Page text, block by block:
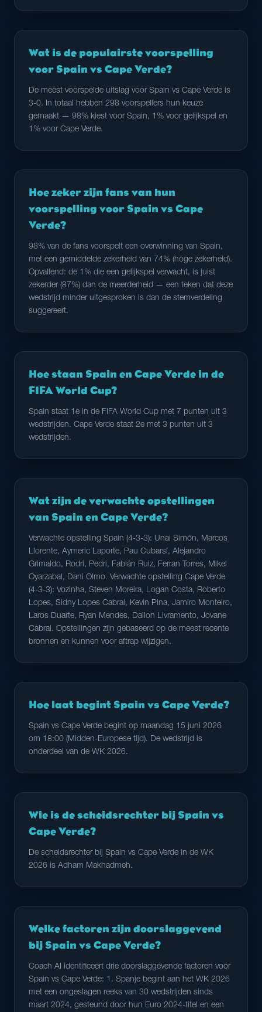
Wat is de populairste voorspelling
voor Spain vs Cape Verde?
De meest voorspelde uitslag voor Spain vs Cape Verde is
3-0. In totaal hebben 298 voorspellers hun keuze
gemaakt — 98% kiest voor Spain, 1% voor gelijkspel en
1% voor Cape Verde.
Hoe zeker zijn fans van hun
voorspelling voor Spain vs Cape
Verde?
98% van de fans voorspelt een overwinning van Spain,
met een gemiddelde zekerheid van 74% (hoge zekerheid).
Opvallend: de 1% die een gelijkspel verwacht, is juist
zekerder (87%) dan de meerderheid — een teken dat deze
wedstrijd minder uitgesproken is dan de stemverdeling
suggereert.
Hoe staan Spain en Cape Verde in de
FIFA World Cup?
Spain staat 1e in de FIFA World Cup met 7 punten uit 3
wedstrijden. Cape Verde staat 2e met 3 punten uit 3
wedstrijden.
Wat zijn de verwachte opstellingen
van Spain en Cape Verde?
Verwachte opstelling Spain (4-3-3): Unai Simón, Marcos
Llorente, Aymeric Laporte, Pau Cubarsí, Alejandro
Grimaldo, Rodri, Pedri, Fabián Ruiz, Ferran Torres, Mikel
Oyarzabal, Dani Olmo. Verwachte opstelling Cape Verde
(4-3-3): Vozinha, Steven Moreira, Logan Costa, Roberto
Lopes, Sidny Lopes Cabral, Kevin Pina, Jamiro Monteiro,
Laros Duarte, Ryan Mendes, Dailon Livramento, Jovane
Cabral. Opstellingen zijn gebaseerd op de meest recente
bronnen en kunnen voor aftrap wijzigen.
Hoe laat begint Spain vs Cape Verde?
Spain vs Cape Verde begint op maandag 15 juni 2026
om 18:00 (Midden-Europese tijd). De wedstrijd is
onderdeel van de WK 2026.
Wie is de scheidsrechter bij Spain vs
Cape Verde?
De scheidsrechter bij Spain vs Cape Verde in de WK
2026 is Adham Makhadmeh.
Welke factoren zijn doorslaggevend
bij Spain vs Cape Verde?
Coach AI identificeert drie doorslaggevende factoren voor
Spain vs Cape Verde: 1. Spanje begint aan het WK 2026
met een ongeslagen reeks van 30 wedstrijden sinds
maart 2024, gesteund door hun Euro 2024-titel en een